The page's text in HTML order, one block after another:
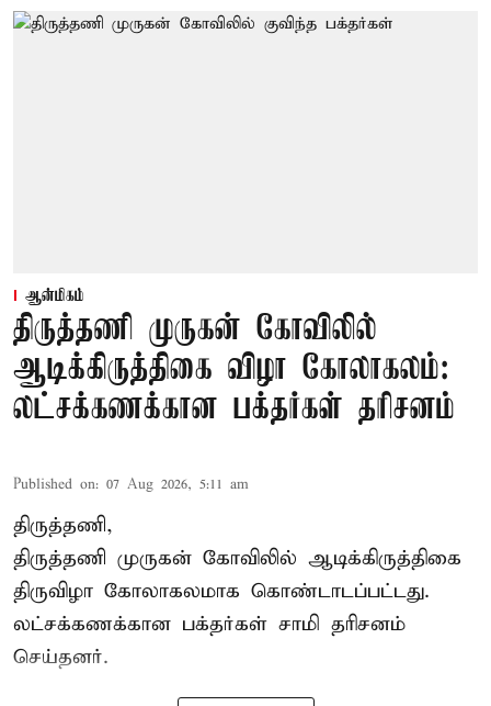
ஆன்மிகம்
திருத்தணி முருகன் கோவிலில்
ஆடிக்கிருத்திகை விழா கோலாகலம்:
லட்சக்கணக்கான பக்தர்கள் தரிசனம்
Published on: 07 Aug 2026, 5:11 am
திருத்தணி,
திருத்தணி முருகன் கோவிலில் ஆடிக்கிருத்திகை
திருவிழா கோலாகலமாக கொண்டாடப்பட்டது.
லட்சக்கணக்கான பக்தர்கள் சாமி தரிசனம்
செய்தனர்.